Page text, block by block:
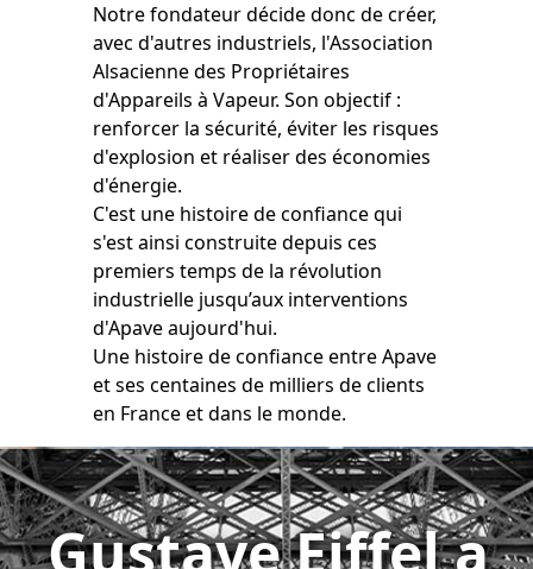
Notre fondateur décide donc de créer,
avec d'autres industriels, l'Association
Alsacienne des Propriétaires
d'Appareils à Vapeur. Son objectif :
renforcer la sécurité, éviter les risques
d'explosion et réaliser des économies
d'énergie.
C'est une histoire de confiance qui
s'est ainsi construite depuis ces
premiers temps de la révolution
industrielle jusqu’aux interventions
d'Apave aujourd'hui.
Une histoire de confiance entre Apave
et ses centaines de milliers de clients
en France et dans le monde.
Gustave Eiffel a